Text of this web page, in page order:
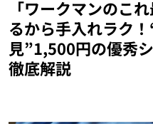
「ワークマンのこ
るから手入れラク
見”1,500円の優秀
徹底解説